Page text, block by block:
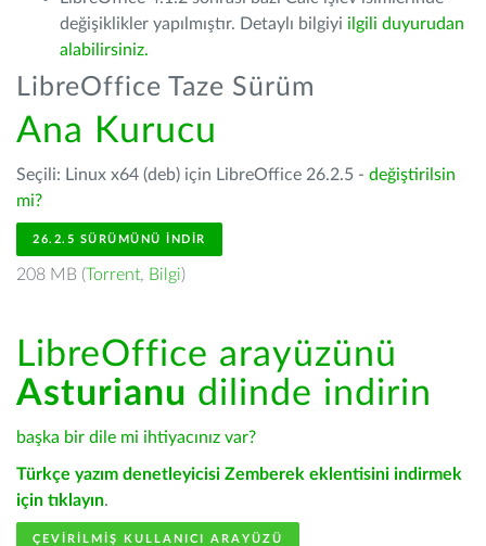
değişiklikler yapılmıştır. Detaylı bilgiyi ilgili duyurudan
alabilirsiniz.
LibreOffice Taze Sürüm
Ana Kurucu
Seçili: Linux x64 (deb) için LibreOffice 26.2.5 - değiştirilsin
mi?
26.2.5 SÜRÜMÜNÜ İNDIR
208 MB (Torrent, Bilgi)
LibreOffice arayüzünü
Asturianu dilinde indirin
başka bir dile mi ihtiyacınız var?
Türkçe yazım denetleyicisi Zemberek eklentisini indirmek
için tıklayın.
ÇEVIRILMIŞ KULLANICI ARAYÜZÜ